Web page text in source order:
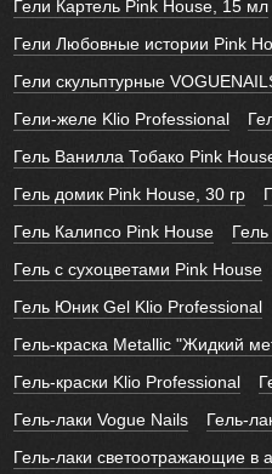
Гели Картель Pink House, 15 мл
Гели Любовные истории Pink
Гели скульптурные
Гели-желе Klio Professional
Гель Ванилла Тобако Pink
Гель домик Pink House, 30 гр
Гель Калипсо Pink House
Гель с сухоцветами Pink House
Гель Юник Gel Klio Professional
Гель-краска Metallic "Жидкий
Гель-краски Klio Professional
Гель-лаки Vogue Nails
Гель-
Гель-лаки светоотражающие в